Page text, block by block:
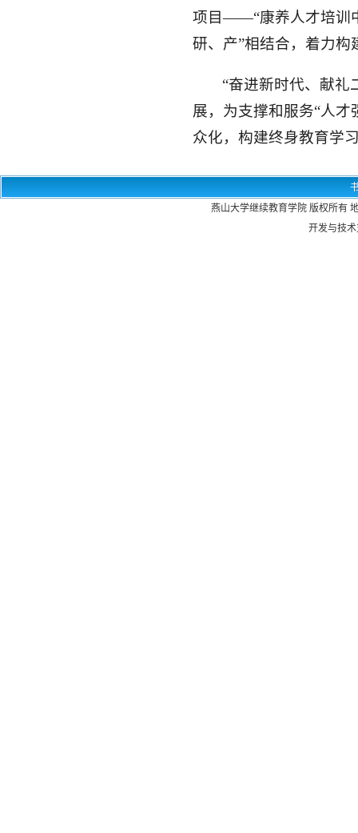
项目——“康养人才培训
研、产”相结合，着力
“奋进新时代、献礼
展，为支撑和服务“人
众化，构建终身教育学
燕山大学继续教育学院 版权所有
开发与技